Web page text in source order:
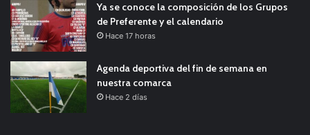
Ya se conoce la composición de los Grupos
de Preferente y el calendario
Hace 17 horas
Agenda deportiva del fin de semana en
nuestra comarca
Hace 2 días